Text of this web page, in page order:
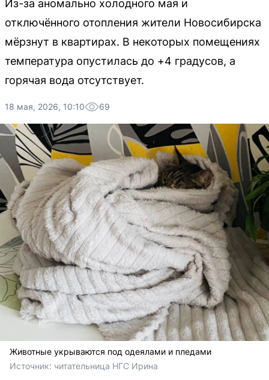
Из-за аномально холодного мая и
отключённого отопления жители Новосибирска
мёрзнут в квартирах. В некоторых помещениях
температура опустилась до +4 градусов, а
горячая вода отсутствует.
18 мая, 2026, 10:10 69
Животные укрываются под одеялами и пледами
Источник: читательница НГС Ирина